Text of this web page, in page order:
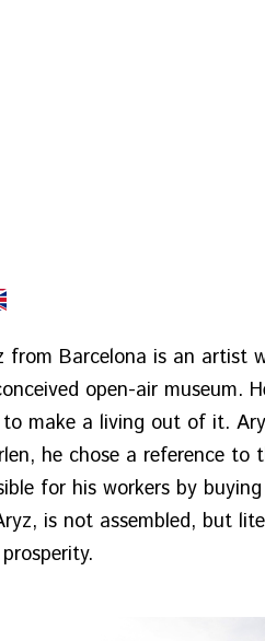
from Barcelona is an artist
open-air museum.
make a living out of it.
he chose a reference
for his workers by
is not assembled, but